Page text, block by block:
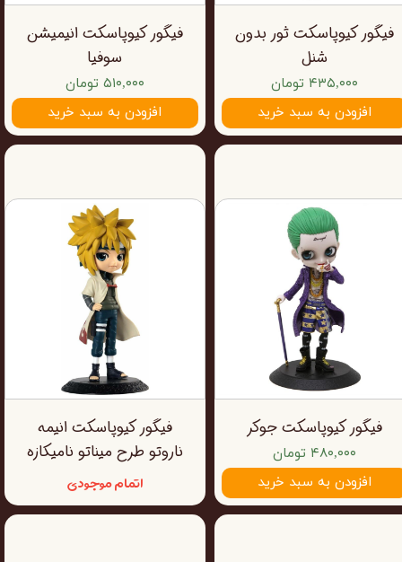
فیگور کیوپاسکت ثور بدون
شنل
۴۳۵,۰۰۰ تومان
افزودن به سبد خرید
فیگور کیوپاسکت انیمیشن
سوفیا
۵۱۰,۰۰۰ تومان
افزودن به سبد خرید
فیگور کیوپاسکت جوکر
۴۸۰,۰۰۰ تومان
افزودن به سبد خرید
فیگور کیوپاسکت انیمه
ناروتو طرح میناتو نامیکازه
اتمام موجودی